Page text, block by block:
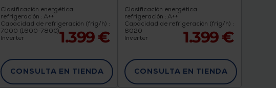
Clasificación energética
refrigeración : A++
Capacidad de refrigeración (frig/h) :
7000 (1600-7800)
Inverter
1.399 €
CONSULTA EN TIENDA
Clasificación energética
refrigeración : A++
Capacidad de refrigeración (frig/h) :
6020
Inverter
1.399 €
CONSULTA EN TIENDA